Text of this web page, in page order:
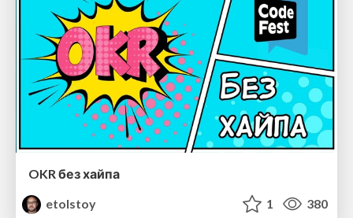
OKR без хайпа
etolstoy
1 380